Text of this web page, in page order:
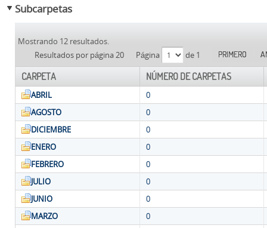
Subcarpetas
Mostrando 12 resultados.
Resultados por página 20
Página de 1 PRIMERO
CARPETA NÚMERO DE CARPETAS
ABRIL
0
AGOSTO
0
DICIEMBRE
0
ENERO
0
FEBRERO
0
JULIO
0
JUNIO
0
MARZO
0